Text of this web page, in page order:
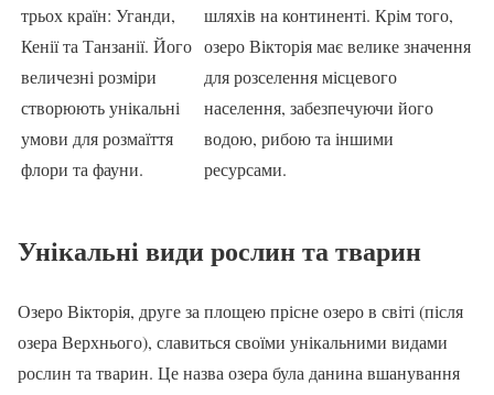
трьох країн: Уганди,
Кенії та Танзанії. Його
величезні розміри
створюють унікальні
умови для розмаїття
флори та фауни.
шляхів на континенті. Крім того,
озеро Вікторія має велике значення
для розселення місцевого
населення, забезпечуючи його
водою, рибою та іншими
ресурсами.
Унікальні види рослин та тварин
Озеро Вікторія, друге за площею прісне озеро в світі (після
озера Верхнього), славиться своїми унікальними видами
рослин та тварин. Це назва озера була данина вшанування